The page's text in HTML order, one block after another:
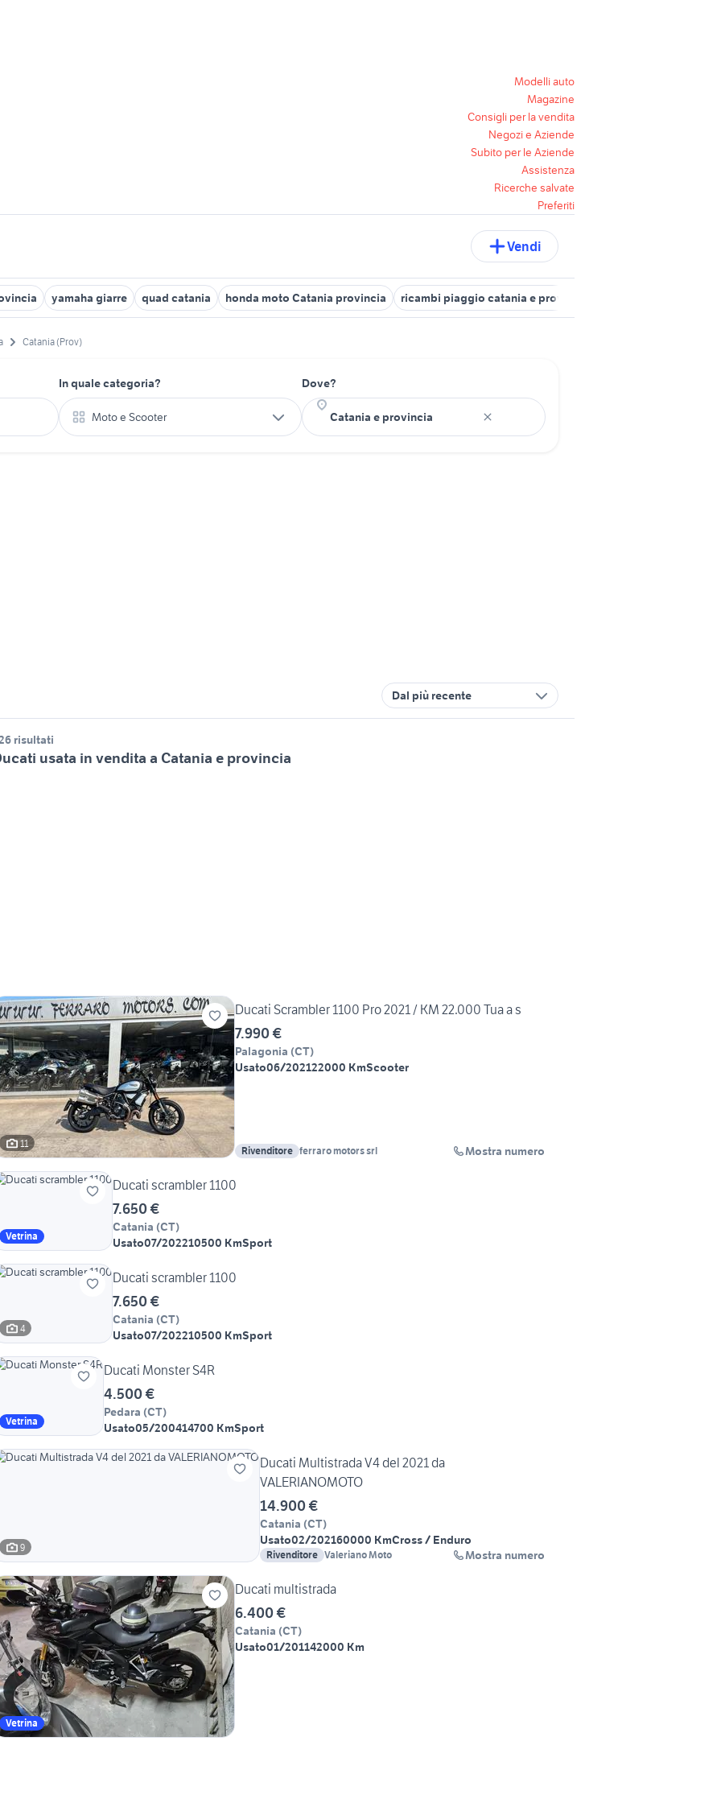
Modelli auto
Magazine
Consigli per la vendita
Negozi e Aziende
Subito per le Aziende
Assistenza
Ricerche salvate
Preferiti
Vendi
yamaha giarre quad catania honda moto Catania provincia ricambi piaggio catania e provincia
Catania (Prov)
In quale categoria?
Moto e Scooter
Dove?
Dal più recente
risultati
usata in vendita a Catania e provincia
11
Ducati Scrambler 1100 Pro 2021 / KM 22.000 Tua a s
7.990 €
Palagonia (CT)
Usato06/202122000 KmScooter
Rivenditore ferraro motors srl Mostra numero
Vetrina
Ducati scrambler 1100
7.650 €
Catania (CT)
Usato07/202210500 KmSport
4
Ducati scrambler 1100
7.650 €
Catania (CT)
Usato07/202210500 KmSport
Vetrina
Ducati Monster S4R
4.500 €
Pedara (CT)
Usato05/200414700 KmSport
9
Ducati Multistrada V4 del 2021 da
VALERIANOMOTO
14.900 €
Catania (CT)
Usato02/202160000 KmCross / Enduro
Rivenditore Valeriano Moto Mostra numero
Vetrina
Ducati multistrada
6.400 €
Catania (CT)
Usato01/201142000 Km